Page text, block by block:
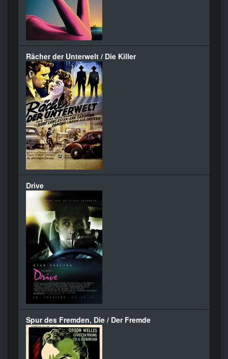
Rächer der Unterwelt / Die Killer
Drive
Spur des Fremden, Die / Der Fremde